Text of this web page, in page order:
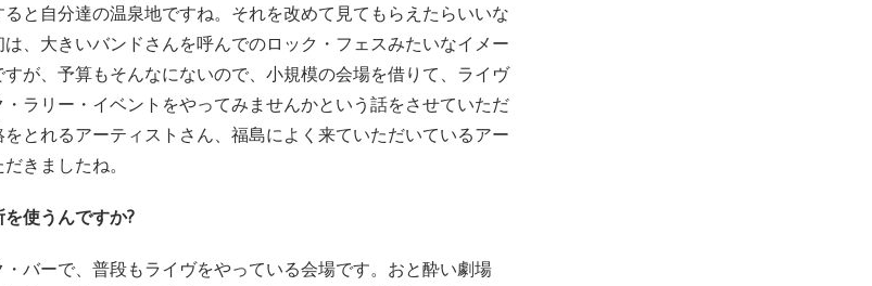
と自分達の温泉地ですね。それを改めて見てもらえたらいいな
、大きいバンドさんを呼んでのロック・フェスみたいなイメー
が、予算もそんなにないので、小規模の会場を借りて、ライヴ
ラリー・イベントをやってみませんかという話をさせていただ
とれるアーティストさん、福島によく来ていただいているアー
きましたね。
使うんですか?
バーで、普段もライヴをやっている会場です。おと酔い劇場